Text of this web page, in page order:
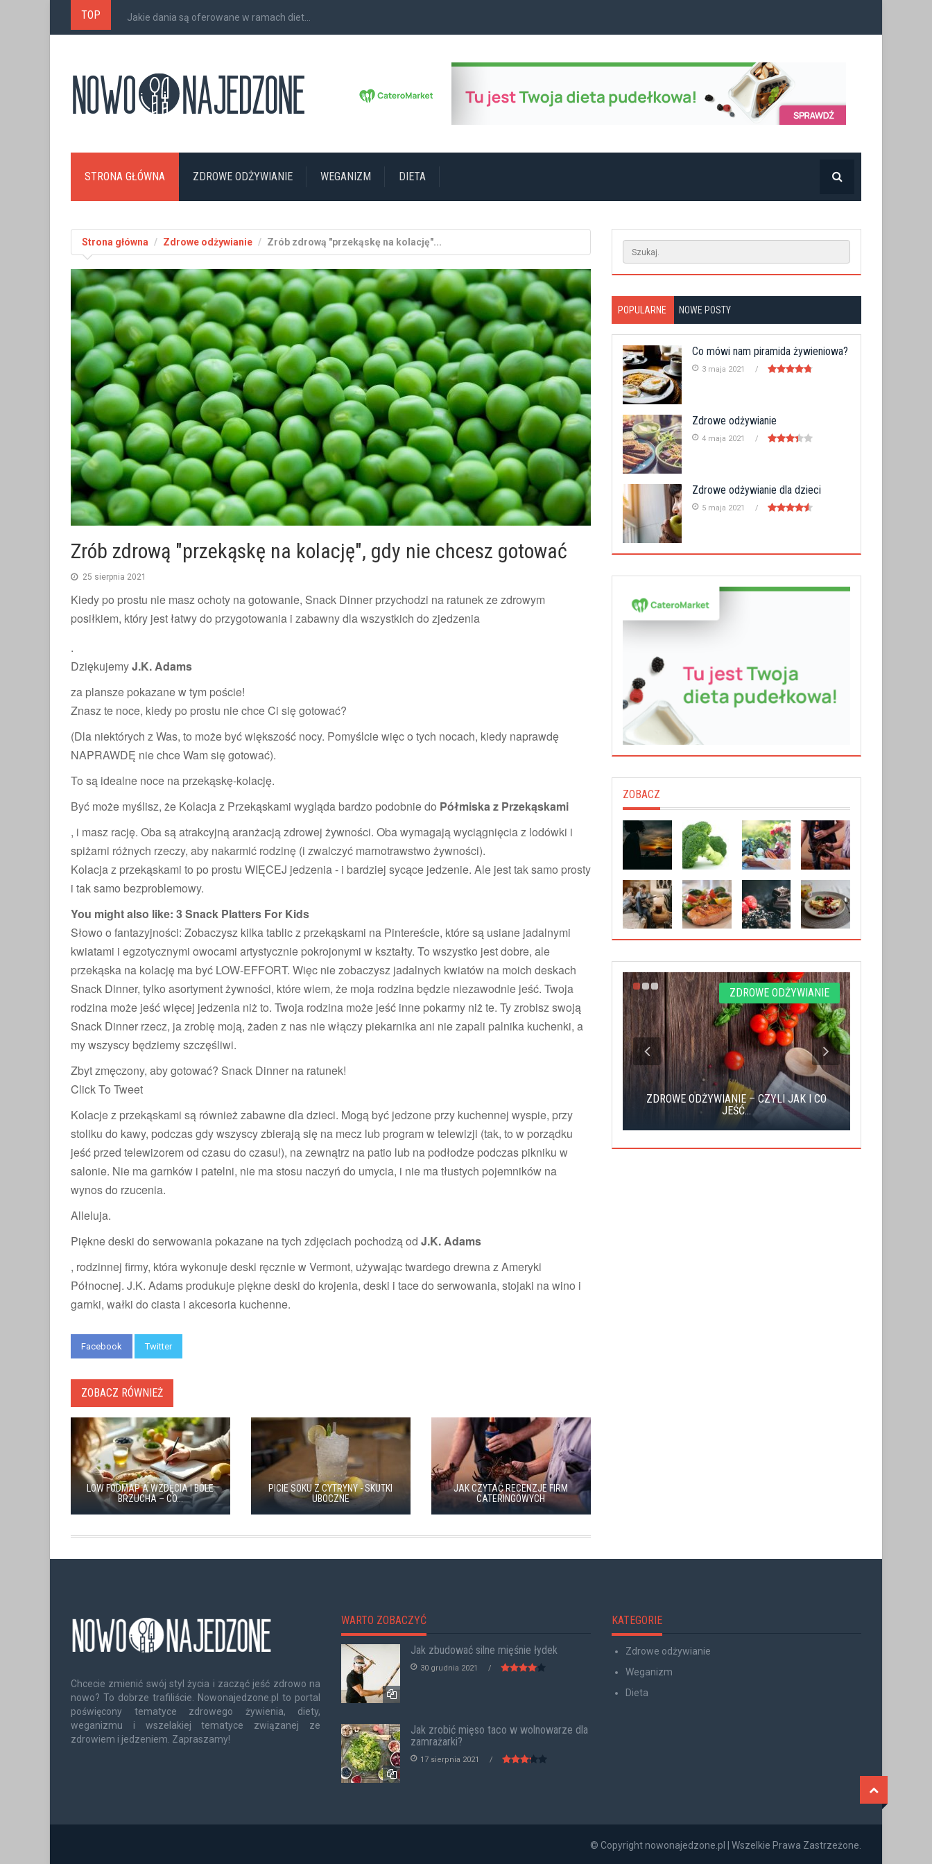
TOP Jakie dania są oferowane w ramach diet...
STRONA GŁÓWNA ZDROWE ODŻYWIANIE WEGANIZM DIETA
Strona główna Zdrowe odżywianie Zrób zdrową "przekąskę na kolację"...
Zrób zdrową "przekąskę na kolację", gdy nie chcesz gotować
25 sierpnia 2021
Kiedy po prostu nie masz ochoty na gotowanie, Snack Dinner przychodzi na ratunek ze zdrowym
posiłkiem, który jest łatwy do przygotowania i zabawny dla wszystkich do zjedzenia
.
DziękujemyJ.K. Adams
za plansze pokazane w tym poście!
Znasz te noce, kiedy po prostu nie chce Ci się gotować?
(Dla niektórych z Was, to może być większość nocy. Pomyślcie więc o tych nocach, kiedy naprawdę
NAPRAWDĘ nie chce Wam się gotować).
To są idealne noce na przekąskę-kolację.
Być może myślisz, że Kolacja z Przekąskami wygląda bardzo podobnie do Półmiska z Przekąskami
, i masz rację. Oba są atrakcyjną aranżacją zdrowej żywności. Oba wymagają wyciągnięcia z lodówki i
spiżarni różnych rzeczy, aby nakarmić rodzinę (i zwalczyć marnotrawstwo żywności).
Kolacja z przekąskami to po prostu WIĘCEJ jedzenia - i bardziej sycące jedzenie. Ale jest tak samo prosty
i tak samo bezproblemowy.
You might also like: 3 Snack Platters For Kids
Słowo o fantazyjności: Zobaczysz kilka tablic z przekąskami na Pintereście, które są usiane jadalnymi
kwiatami i egzotycznymi owocami artystycznie pokrojonymi w kształty. To wszystko jest dobre, ale
przekąska na kolację ma być LOW-EFFORT. Więc nie zobaczysz jadalnych kwiatów na moich deskach
Snack Dinner, tylko asortyment żywności, które wiem, że moja rodzina będzie niezawodnie jeść. Twoja
rodzina może jeść więcej jedzenia niż to. Twoja rodzina może jeść inne pokarmy niż te. Ty zrobisz swoją
Snack Dinner rzecz, ja zrobię moją, żaden z nas nie włączy piekarnika ani nie zapali palnika kuchenki, a
my wszyscy będziemy szczęśliwi.
Zbyt zmęczony, aby gotować? Snack Dinner na ratunek!
Click To Tweet
Kolacje z przekąskami są również zabawne dla dzieci. Mogą być jedzone przy kuchennej wyspie, przy
stoliku do kawy, podczas gdy wszyscy zbierają się na mecz lub program w telewizji (tak, to w porządku
jeść przed telewizorem od czasu do czasu!), na zewnątrz na patio lub na podłodze podczas pikniku w
salonie. Nie ma garnków i patelni, nie ma stosu naczyń do umycia, i nie ma tłustych pojemników na
wynos do rzucenia.
Alleluja.
Piękne deski do serwowania pokazane na tych zdjęciach pochodzą od J.K. Adams
, rodzinnej firmy, która wykonuje deski ręcznie w Vermont, używając twardego drewna z Ameryki
Północnej. J.K. Adams produkuje piękne deski do krojenia, deski i tace do serwowania, stojaki na wino i
garnki, wałki do ciasta i akcesoria kuchenne.
Facebook Twitter
ZOBACZ RÓWNIEŻ
LOW FODMAP A WZDĘCIA I BÓLE
BRZUCHA – CO...
PICIE SOKU Z CYTRYNY - SKUTKI
UBOCZNE
JAK CZYTAĆ RECENZJE FIRM
CATERINGOWYCH
POPULARNE NOWE POSTY
Co mówi nam piramida żywieniowa?
3 maja 2021
Zdrowe odżywianie
4 maja 2021
Zdrowe odżywianie dla dzieci
5 maja 2021
ZOBACZ
ZDROWE ODŻYWIANIE
GRILL DLA SMAKOSZY
ZDROWE ODŻYWIANIE
ZDROWE ODŻYWIANIE – CZYLI JAK I CO
JEŚĆ...
Chcecie zmienić swój styl życia i zacząć jeść zdrowo na
nowo? To dobrze trafiliście. Nowonajedzone.pl to portal
poświęcony tematyce zdrowego żywienia, diety,
weganizmu i wszelakiej tematyce związanej ze
zdrowiem i jedzeniem. Zapraszamy!
WARTO ZOBACZYĆ
Jak zbudować silne mięśnie łydek
30 grudnia 2021
Jak zrobić mięso taco w wolnowarze dla
zamrażarki?
17 sierpnia 2021
KATEGORIE
Zdrowe odżywianie
Weganizm
Dieta
© Copyright nowonajedzone.pl | Wszelkie Prawa Zastrzeżone.